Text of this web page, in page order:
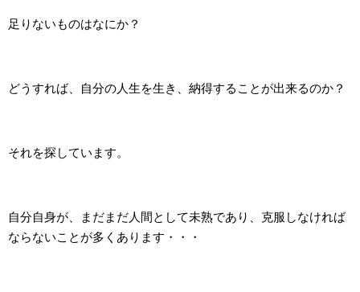
足りないものはなにか？
どうすれば、自分の人生を生き、納得することが出来るのか？
それを探しています。
自分自身が、まだまだ人間として未熟であり、克服しなければ
ならないことが多くあります・・・